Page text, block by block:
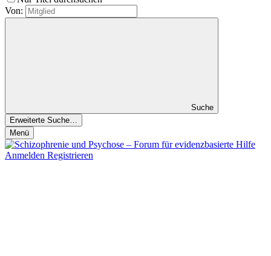
Von:
Suche
Erweiterte Suche…
Menü
Anmelden Registrieren